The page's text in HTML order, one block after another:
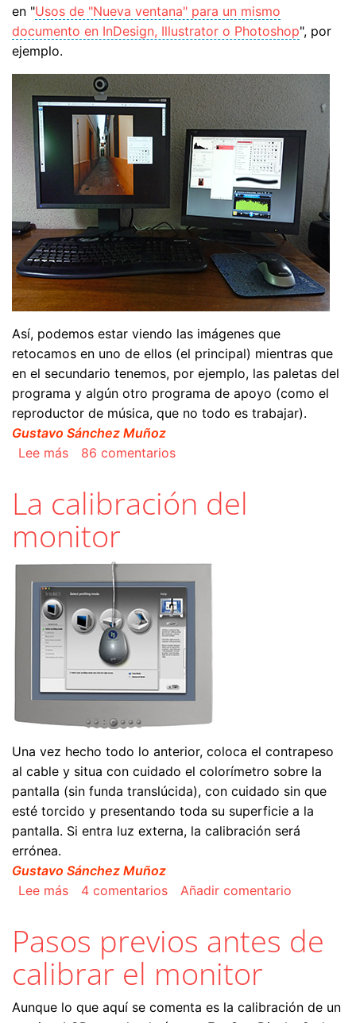
en "Usos de "Nueva ventana" para un mismo
documento en InDesign, Illustrator o Photoshop", por
ejemplo.
Así, podemos estar viendo las imágenes que
retocamos en uno de ellos (el principal) mientras que
en el secundario tenemos, por ejemplo, las paletas del
programa y algún otro programa de apoyo (como el
reproductor de música, que no todo es trabajar).
Gustavo Sánchez Muñoz
Lee mássobre Como trabajar con dos monitores a la
86 comentarios
La calibración del
monitor
Una vez hecho todo lo anterior, coloca el contrapeso
al cable y situa con cuidado el colorímetro sobre la
pantalla (sin funda translúcida), con cuidado sin que
esté torcido y presentando toda su superficie a la
pantalla. Si entra luz externa, la calibración será
errónea.
Gustavo Sánchez Muñoz
Lee mássobre La calibración del monitor
4 comentarios Añadir comentario
Pasos previos antes de
calibrar el monitor
Aunque lo que aquí se comenta es la calibración de un